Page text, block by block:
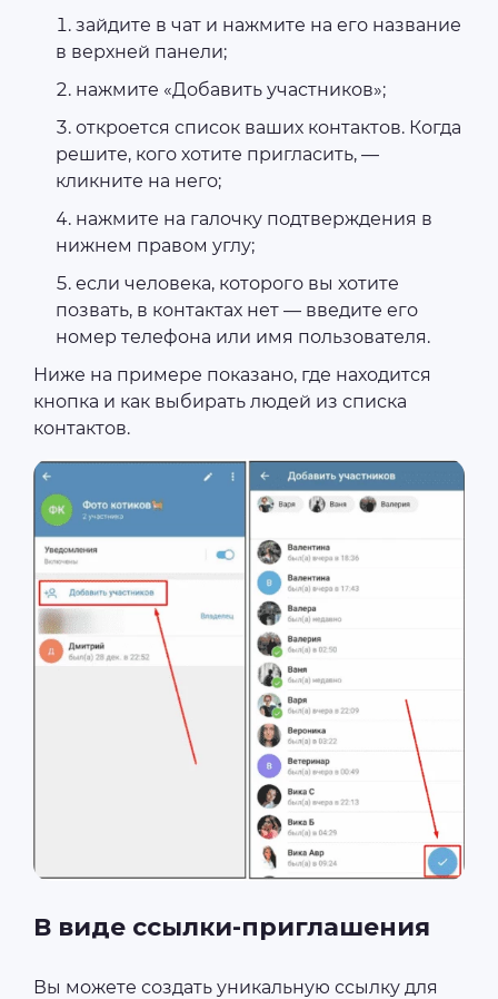
зайдите в чат и нажмите на его название
в верхней панели;
нажмите «Добавить участников»;
откроется список ваших контактов. Когда
решите, кого хотите пригласить, —
кликните на него;
нажмите на галочку подтверждения в
нижнем правом углу;
если человека, которого вы хотите
позвать, в контактах нет — введите его
номер телефона или имя пользователя.
Ниже на примере показано, где находится
кнопка и как выбирать людей из списка
контактов.
В виде ссылки-приглашения
Вы можете создать уникальную ссылку для